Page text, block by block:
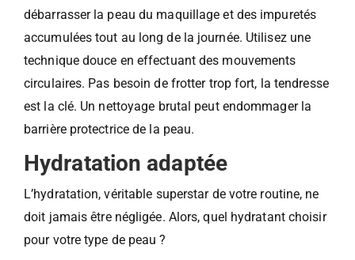
débarrasser la peau du maquillage et des impuretés
accumulées tout au long de la journée. Utilisez une
technique douce en effectuant des mouvements
circulaires. Pas besoin de frotter trop fort, la tendresse
est la clé. Un nettoyage brutal peut endommager la
barrière protectrice de la peau.
Hydratation adaptée
L’hydratation, véritable superstar de votre routine, ne
doit jamais être négligée. Alors, quel hydratant choisir
pour votre type de peau ?